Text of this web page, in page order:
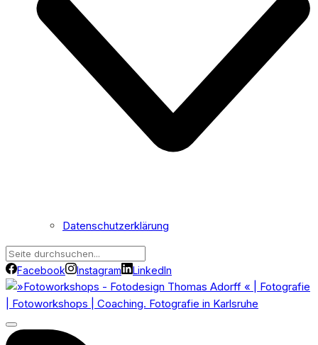
Datenschutzerklärung
Facebook Instagram LinkedIn